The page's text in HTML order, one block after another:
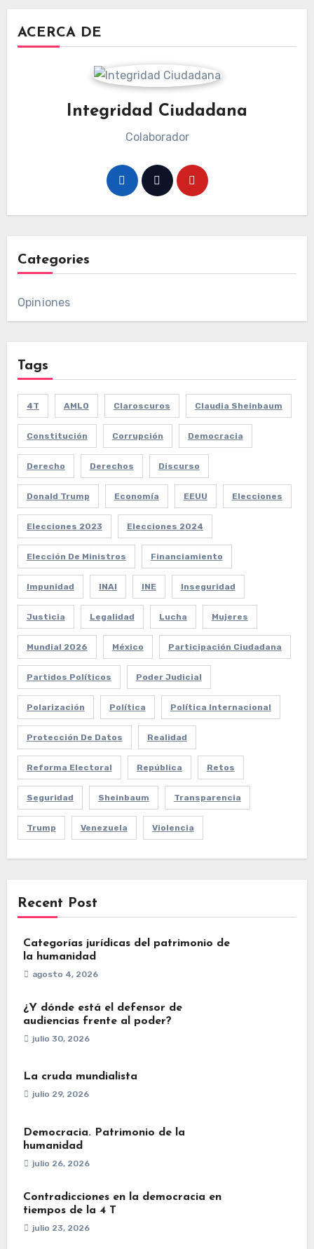
ACERCA DE
Integridad Ciudadana
Colaborador
Categories
Opiniones
Tags
4T AMLO Claroscuros Claudia Sheinbaum
Constitución Corrupción Democracia
Derecho Derechos Discurso
Donald Trump Economía EEUU Elecciones
Elecciones 2023 Elecciones 2024
Elección De Ministros Financiamiento
Impunidad INAI INE Inseguridad
Justicia Legalidad Lucha Mujeres
Mundial 2026 México Participación Ciudadana
Partidos Políticos Poder Judicial
Polarización Política Política Internacional
Protección De Datos Realidad
Reforma Electoral República Retos
Seguridad Sheinbaum Transparencia
Trump Venezuela Violencia
Recent Post
Categorías jurídicas del patrimonio de
la humanidad
agosto 4, 2026
¿Y dónde está el defensor de
audiencias frente al poder?
julio 30, 2026
La cruda mundialista
julio 29, 2026
Democracia. Patrimonio de la
humanidad
julio 26, 2026
Contradicciones en la democracia en
tiempos de la 4 T
julio 23, 2026